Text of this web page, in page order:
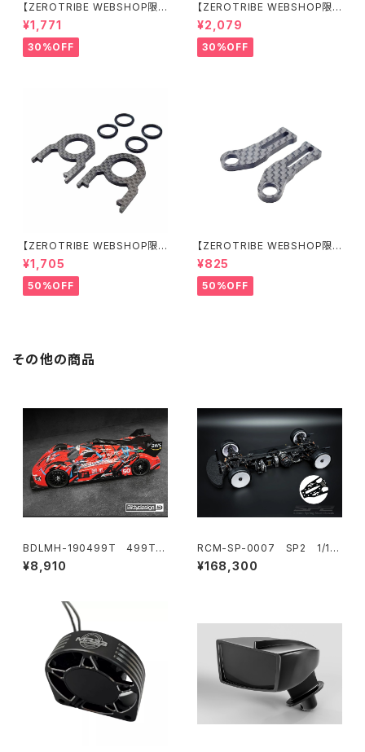
【ZEROTRIBE WEBSHOP限
定価格】RCM-X4-CSAF カ
ーボンフロントステアリングアー
ムセット XRAY X4用
¥1,771
30%OFF
【ZEROTRIBE WEBSHOP限
定価格】RCM-X4-FSM-F G
eoCarbon フローティングフロ
ントサーボマウント XRAY X4用
¥2,079
30%OFF
【ZEROTRIBE WEBSHOP限
定価格】RCM-BD11-TSE カ
ーボンツィーク スティックエンド
プレートセット YOKOMO BD11
用
¥1,705
50%OFF
【ZEROTRIBE WEBSHOP限
定価格】RCM-HRP-ZX-BD10
LCE Horizontalリアポストボ
ディマウンティングエクステンシ
ョンプレート Yokomo BD10L
¥825
50%OFF
その他の商品
BDLMH-190499T 499T
クリアハイパーカーボディ 1/10
190mm タミヤ TT-02用 ライ
¥8,910
RCM-SP-0007 SP2 1/10
電動オンロードツーリングカ
ー 1.2mmスチールシャーシ仕
¥168,300